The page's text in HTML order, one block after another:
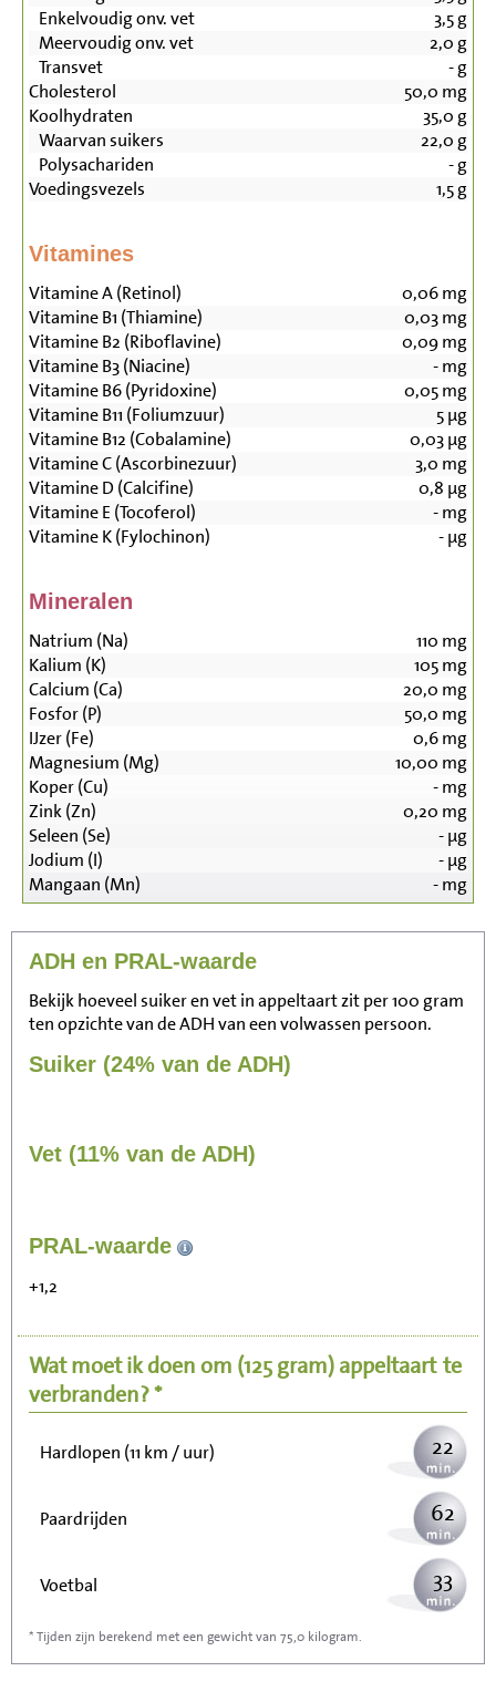
Enkelvoudig onv. vet
3,5g
Meervoudig onv. vet
2,0 g
Transvet
-g
Cholesterol
50,0 mg
Koolhydraten
35,0 g
Waarvan suikers
22,0 g
Polysachariden
-g
Voedingsvezels
1,5g
Vitamines
Vitamine A (Retinol) 0,06mg
Vitamine B1 (Thiamine)
0,03mg
Vitamine B2 (Riboflavine)
0,09mg
Vitamine B3 (Niacine)
-mg
Vitamine B6 (Pyridoxine)
0,05mg
Vitamine B11 (Foliumzuur)
5µg
Vitamine B12 (Cobalamine)
0,03µg
Vitamine C (Ascorbinezuur)
3,0 mg
Vitamine D (Calcifine)
0,8 µg
Vitamine E (Tocoferol)
-mg
Vitamine K (Fylochinon)
-µg
Mineralen
Natrium (Na) 110 mg
Kalium (K)
105mg
Calcium (Ca)
20,0 mg
Fosfor (P)
50,0 mg
IJzer (Fe)
0,6mg
Magnesium (Mg)
10,00 mg
Koper (Cu)
-mg
Zink (Zn)
0,20 mg
Seleen (Se)
-µg
Jodium (I)
-µg
Mangaan (Mn)
-mg
ADH en PRAL-waarde
Bekijk hoeveel suiker en vet in appeltaart zit per 100 gram
ten opzichte van de ADH van een volwassen persoon.
Suiker (24% van de ADH)
Vet (11% van de ADH)
PRAL-waarde
+1,2
Wat moet ik doen om (125 gram)appeltaart te
verbranden? *
Zitten, tv kijken
Wandelen (5 km/uur) 55
Hardlopen (11 km / uur) 22
Paardrijden 62
Voetbal 33
Stofzuigen
* Tijden zijn berekend met een gewicht van 75,0 kilogram.